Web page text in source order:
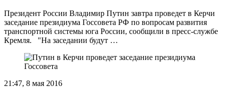
Президент России Владимир Путин завтра проведет в Керчи
заседание президиума Госсовета РФ по вопросам развития
транспортной системы юга России, сообщили в пресс-службе
Кремля. "На заседании будут …
21:47, 8 мая 2016